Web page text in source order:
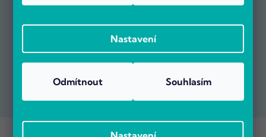
Nastavení
Odmítnout Souhlasím
POČÍTÁRNA.CZ. Všechna práva vyhrazena.